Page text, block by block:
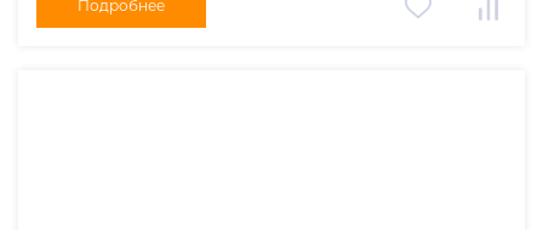
Подробнее